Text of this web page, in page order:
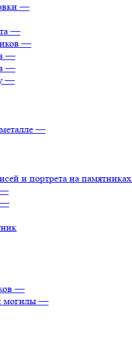
—
—
—
—
—
—
—
и портрета на памятниках
—
—
могилы —